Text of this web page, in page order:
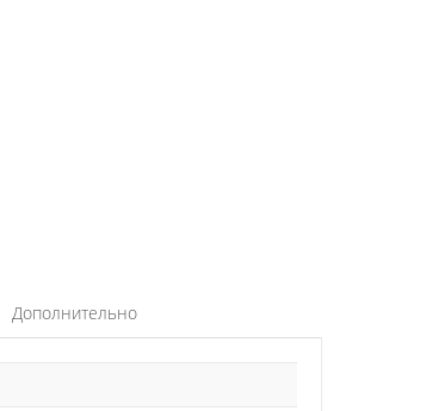
Дополнительно